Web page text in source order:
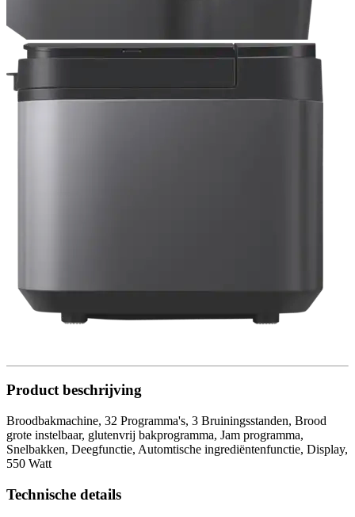
Product beschrijving
Broodbakmachine, 32 Programma's, 3 Bruiningsstanden, Brood
grote instelbaar, glutenvrij bakprogramma, Jam programma,
Snelbakken, Deegfunctie, Automtische ingrediëntenfunctie, Display,
550 Watt
Technische details